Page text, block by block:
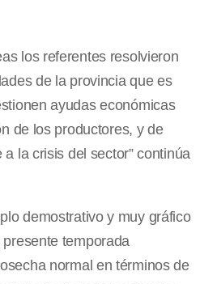
los referentes resolvieron
de la provincia que es
ayudas económicas
de los productores, y de
la crisis del sector” continúa
demostrativo y muy gráfico
temporada
normal en términos de